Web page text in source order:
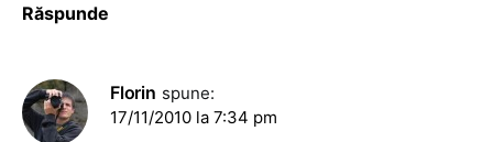
Răspunde
Florin spune:
17/11/2010 la 7:34 pm